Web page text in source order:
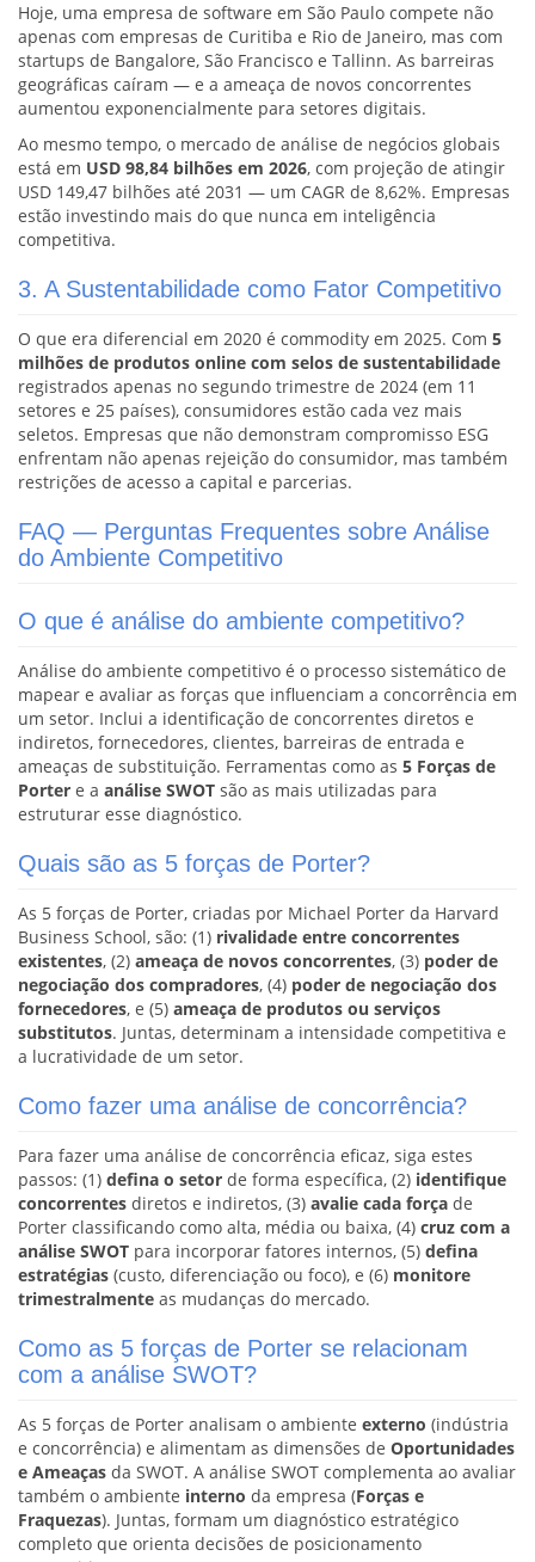
Hoje, uma empresa de software em São Paulo compete não
apenas com empresas de Curitiba e Rio de Janeiro, mas com
startups de Bangalore, São Francisco e Tallinn. As barreiras
geográficas caíram — e a ameaça de novos concorrentes
aumentou exponencialmente para setores digitais.
Ao mesmo tempo, o mercado de análise de negócios globais
está em USD 98,84 bilhões em 2026, com projeção de atingir
USD 149,47 bilhões até 2031 — um CAGR de 8,62%. Empresas
estão investindo mais do que nunca em inteligência
competitiva.
3. A Sustentabilidade como Fator Competitivo
O que era diferencial em 2020 é commodity em 2025. Com 5
milhões de produtos online com selos de sustentabilidade
registrados apenas no segundo trimestre de 2024 (em 11
setores e 25 países), consumidores estão cada vez mais
seletos. Empresas que não demonstram compromisso ESG
enfrentam não apenas rejeição do consumidor, mas também
restrições de acesso a capital e parcerias.
FAQ — Perguntas Frequentes sobre Análise
do Ambiente Competitivo
O que é análise do ambiente competitivo?
Análise do ambiente competitivo é o processo sistemático de
mapear e avaliar as forças que influenciam a concorrência em
um setor. Inclui a identificação de concorrentes diretos e
indiretos, fornecedores, clientes, barreiras de entrada e
ameaças de substituição. Ferramentas como as 5 Forças de
Porter e a análise SWOT são as mais utilizadas para
estruturar esse diagnóstico.
Quais são as 5 forças de Porter?
As 5 forças de Porter, criadas por Michael Porter da Harvard
Business School, são: (1) rivalidade entre concorrentes
existentes, (2) ameaça de novos concorrentes, (3) poder de
negociação dos compradores, (4) poder de negociação dos
fornecedores, e (5) ameaça de produtos ou serviços
substitutos. Juntas, determinam a intensidade competitiva e
a lucratividade de um setor.
Como fazer uma análise de concorrência?
Para fazer uma análise de concorrência eficaz, siga estes
passos: (1) defina o setor de forma específica, (2) identifique
concorrentes diretos e indiretos, (3) avalie cada força de
Porter classificando como alta, média ou baixa, (4) cruz com a
análise SWOT para incorporar fatores internos, (5) defina
estratégias (custo, diferenciação ou foco), e (6) monitore
trimestralmente as mudanças do mercado.
Como as 5 forças de Porter se relacionam
com a análise SWOT?
As 5 forças de Porter analisam o ambiente externo (indústria
e concorrência) e alimentam as dimensões de Oportunidades
e Ameaças da SWOT. A análise SWOT complementa ao avaliar
também o ambiente interno da empresa (Forças e
Fraquezas). Juntas, formam um diagnóstico estratégico
completo que orienta decisões de posicionamento